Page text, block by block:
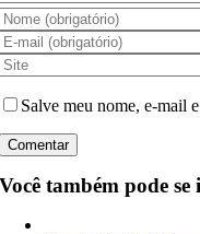
Salve meu nome, e-mail
Você também pode se